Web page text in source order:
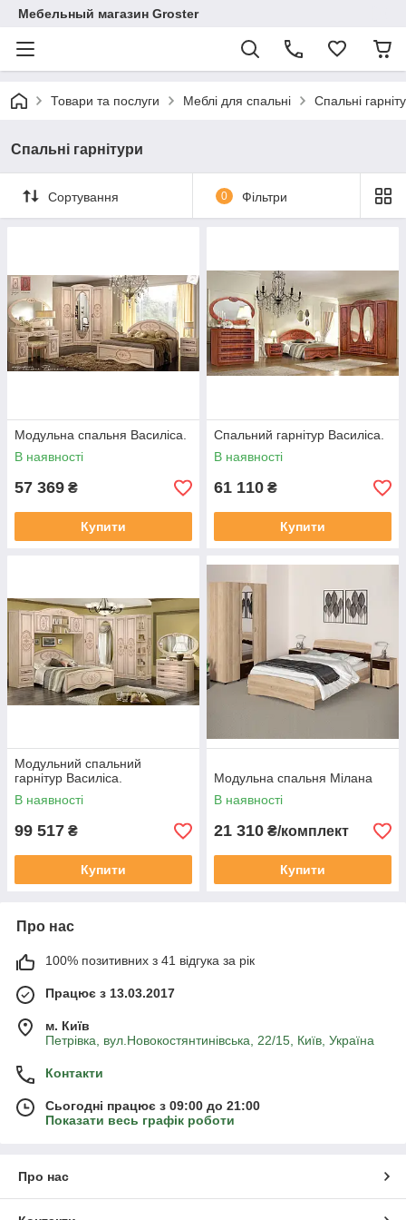
Мебельный магазин Groster
Товари та послуги Меблі для спальні Спальні
Спальні гарнітури
Сортування 0 Фільтри
Модульна спальня Василіса.
В наявності
57 369 ₴
Купити
Спальний гарнітур Василіса.
В наявності
61 110 ₴
Купити
Модульний спальний
гарнітур Василіса.
В наявності
99 517 ₴
Купити
Модульна спальня Мілана
В наявності
21 310 ₴/комплект
Купити
Про нас
100% позитивних з 41 відгука за рік
Працює з 13.03.2017
м. Київ
Петрівка, вул.Новокостянтинівська, 22/15, Київ, Україна
Контакти
Сьогодні працює з 09:00 до 21:00
Показати весь графік роботи
Про нас